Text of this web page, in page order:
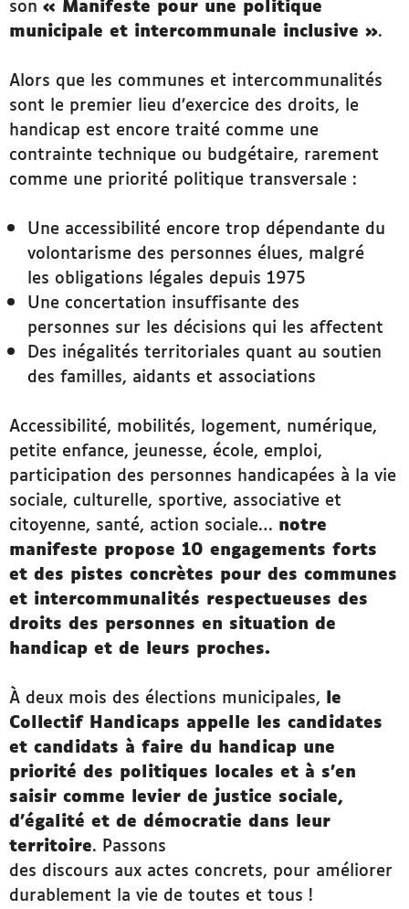
municipale et intercommunale inclusive ».
Alors que les communes et intercommunalités
sont le premier lieu d’exercice des droits, le
handicap est encore traité comme une
contrainte technique ou budgétaire, rarement
comme une priorité politique transversale :
Une accessibilité encore trop dépendante du
volontarisme des personnes élues, malgré
les obligations légales depuis 1975
Une concertation insuffisante des
personnes sur les décisions qui les affectent
Des inégalités territoriales quant au soutien
des familles, aidants et associations
Accessibilité, mobilités, logement, numérique,
petite enfance, jeunesse, école, emploi,
participation des personnes handicapées à la vie
sociale, culturelle, sportive, associative et
citoyenne, santé, action sociale… notre
manifeste propose 10 engagements forts
et des pistes concrètes pour des communes
et intercommunalités respectueuses des
droits des personnes en situation de
handicap et de leurs proches.
À deux mois des élections municipales, le
Collectif Handicaps appelle les candidates
et candidats à faire du handicap une
priorité des politiques locales et à s’en
saisir comme levier de justice sociale,
d’égalité et de démocratie dans leur
territoire. Passons
des discours aux actes concrets, pour améliorer
durablement la vie de toutes et tous !